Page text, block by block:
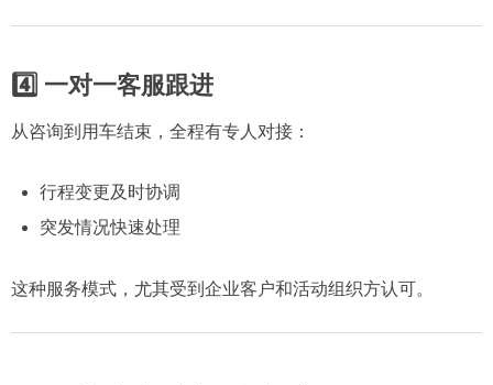
4️⃣ 一对一客服跟进
从咨询到用车结束，全程有专人对接：
行程变更及时协调
突发情况快速处理
这种服务模式，尤其受到企业客户和活动组织方认可。